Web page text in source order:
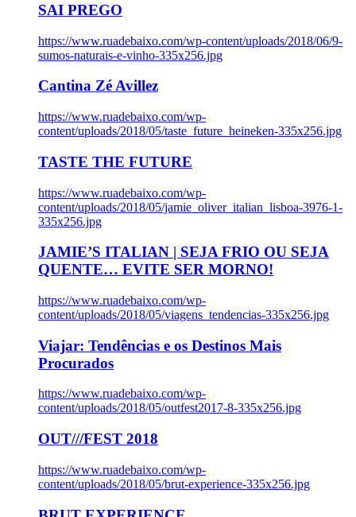
SAI PREGO
https://www.ruadebaixo.com/wp-content/uploads/2018/06/9-
sumos-naturais-e-vinho-335x256.jpg
Cantina Zé Avillez
https://www.ruadebaixo.com/wp-
content/uploads/2018/05/taste_future_heineken-335x256.jpg
TASTE THE FUTURE
https://www.ruadebaixo.com/wp-
content/uploads/2018/05/jamie_oliver_italian_lisboa-3976-1-
335x256.jpg
JAMIE’S ITALIAN | SEJA FRIO OU SEJA
QUENTE… EVITE SER MORNO!
https://www.ruadebaixo.com/wp-
content/uploads/2018/05/viagens_tendencias-335x256.jpg
Viajar: Tendências e os Destinos Mais
Procurados
https://www.ruadebaixo.com/wp-
content/uploads/2018/05/outfest2017-8-335x256.jpg
OUT///FEST 2018
https://www.ruadebaixo.com/wp-
content/uploads/2018/05/brut-experience-335x256.jpg